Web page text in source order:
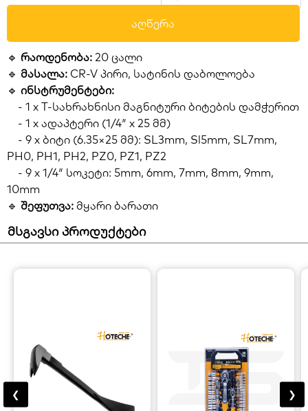
აღწერა
🔹 რაოდენობა: 20 ცალი
🔹 მასალა: CR-V პირი, სატინის დაბოლოება
🔹 ინსტრუმენტები:
- 1 x T-სახრახნისი მაგნიტური ბიტების დამჭერით
- 1 x ადაპტერი (1/4″ x 25 მმ)
- 9 x ბიტი (6.35×25 მმ): SL3mm, Sl5mm, SL7mm,
PH0, PH1, PH2, PZ0, PZ1, PZ2
- 9 x 1/4″ სოკეტი: 5mm, 6mm, 7mm, 8mm, 9mm,
10mm
🔹 შეფუთვა: მყარი ბარათი
მსგავსი პროდუქტები
❮ ❯